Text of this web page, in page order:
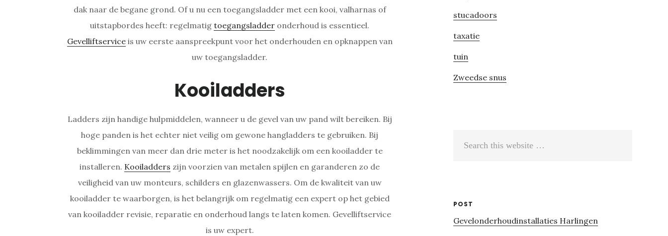
dak naar de begane grond. Of u nu een toegangsladder met een kooi, valharnas of
uitstapbordes heeft: regelmatig toegangsladder onderhoud is essentieel.
Gevelliftserviceis uw eerste aanspreekpunt voor het onderhouden en opknappen van
uw toegangsladder.
Kooiladders
Ladders zijn handige hulpmiddelen, wanneer u de gevel van uw pand wilt bereiken. Bij
hoge panden is het echter niet veilig om gewone hangladders te gebruiken. Bij
beklimmingen van meer dan drie meter is het noodzakelijk om een kooiladder te
installeren. Kooiladders zijn voorzien van metalen spijlen en garanderen zo de
veiligheid van uw monteurs, schilders en glazenwassers. Om de kwaliteit van uw
kooiladder te waarborgen, is het belangrijk om regelmatig een expert op het gebied
van kooiladder revisie, reparatie en onderhoud langs te laten komen. Gevelliftservice
is uw expert.
stucadoors
taxatie
tuin
Zweedse snus
POST
Gevelonderhoudinstallaties Harlingen